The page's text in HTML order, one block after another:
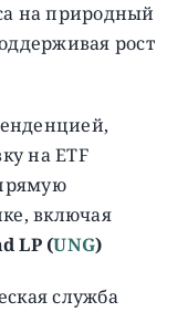
на природный
рост
на ETF
включая
LP (UNG)
служба